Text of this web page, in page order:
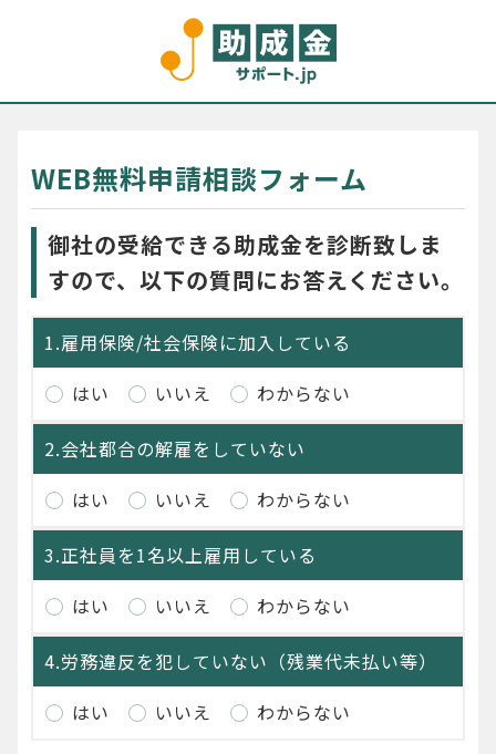
WEB無料申請相談フォーム
御社の受給できる助成金を診断致しま
すので、以下の質問にお答えください。
1.雇用保険/社会保険に加入している
はい
いいえ わからない
2.会社都合の解雇をしていない
はい
いいえ わからない
3.正社員を1名以上雇用している
はい
いいえ わからない
4.労務違反を犯していない（残業代未払い等）
はい
いいえ わからない